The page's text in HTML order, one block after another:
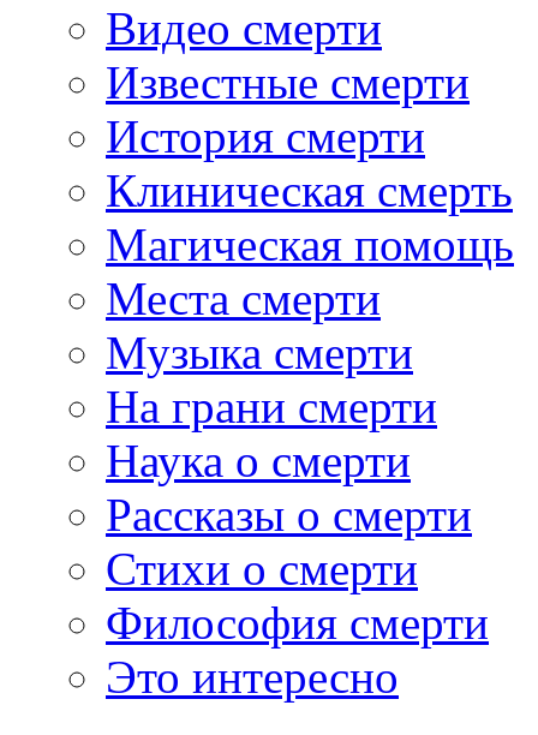
Видео смерти
Известные смерти
История смерти
Клиническая смерть
Магическая помощь
Места смерти
Музыка смерти
На грани смерти
Наука о смерти
Рассказы о смерти
Стихи о смерти
Философия смерти
Это интересно